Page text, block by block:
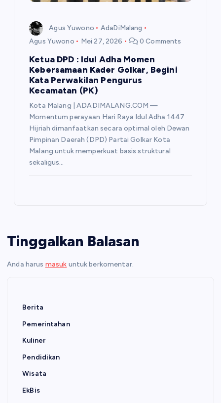
Agus Yuwono
AdaDiMalang
Agus Yuwono
Mei 27, 2026 0 Comments
Ketua DPD : Idul Adha Momen
Kebersamaan Kader Golkar, Begini
Kata Perwakilan Pengurus
Kecamatan (PK)
Kota Malang | ADADIMALANG.COM —
Momentum perayaan Hari Raya Idul Adha 1447
Hijriah dimanfaatkan secara optimal oleh Dewan
Pimpinan Daerah (DPD) Partai Golkar Kota
Malang untuk memperkuat basis struktural
sekaligus…
Tinggalkan Balasan
Anda harus masuk untuk berkomentar.
Berita
Pemerintahan
Kuliner
Pendidikan
Wisata
EkBis